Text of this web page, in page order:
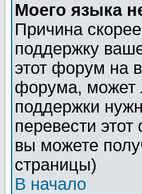
Моего языка
Причина
поддержку
этот форум на
форума, может
поддержки
перевести
вы можете
страницы)
В начало